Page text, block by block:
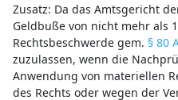
Zusatz: Da das Amtsgericht
Geldbuße von nicht mehr als
Rechtsbeschwerde gem. § 80
zuzulassen, wenn die
Anwendung von materiellen
des Rechts oder wegen der